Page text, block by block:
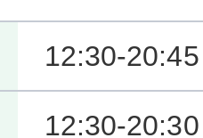
12:30-20:45
12:30-20:30